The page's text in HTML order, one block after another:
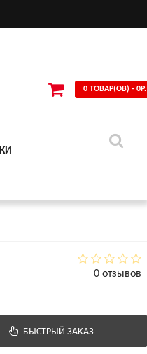
0 ТОВАР(ОВ) - 0Р.
0 отзывов
БЫСТРЫЙ ЗАКАЗ